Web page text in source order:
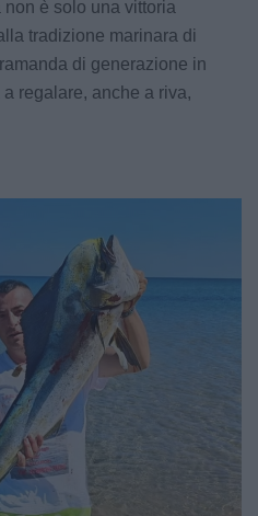
è solo una vittoria
tradizione marinara di
di generazione in
regalare, anche a riva,